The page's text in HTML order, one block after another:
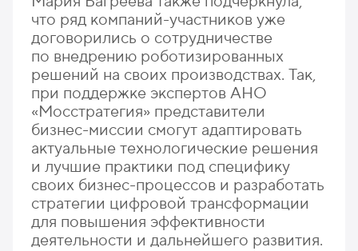
что ряд компаний-участников уже
договорились о сотрудничестве
по внедрению роботизированных
решений на своих производствах. Так,
при поддержке экспертов АНО
«Мосстратегия» представители
бизнес-миссии смогут адаптировать
актуальные технологические решения
и лучшие практики под специфику
своих бизнес-процессов и разработать
стратегии цифровой трансформации
для повышения эффективности
деятельности и дальнейшего развития.